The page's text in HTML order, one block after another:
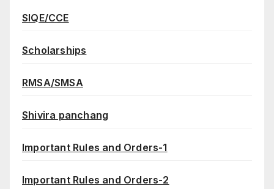
SIQE/CCE
Scholarships
RMSA/SMSA
Shivira panchang
Important Rules and Orders-1
Important Rules and Orders-2